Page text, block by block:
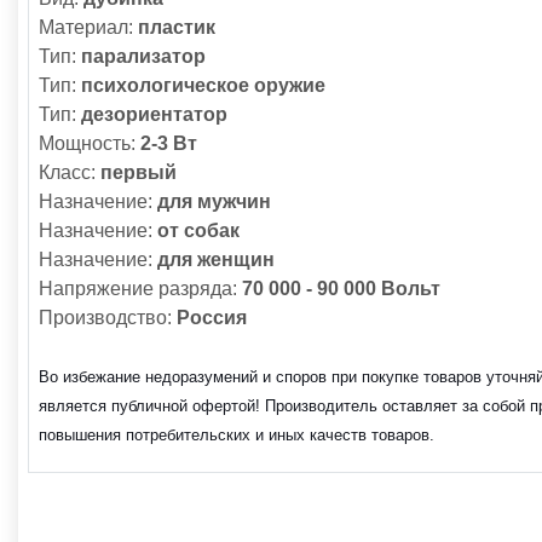
Материал: пластик
Тип: парализатор
Тип: психологическое оружие
Тип: дезориентатор
Мощность: 2-3 Вт
Класс: первый
Назначение: для мужчин
Назначение: от собак
Назначение: для женщин
Напряжение разряда: 70 000 - 90 000 Вольт
Производство: Россия
Во избежание недоразумений и споров при покупке товаров
является публичной офертой! Производитель оставляет за собой
повышения потребительских и иных качеств товаров.